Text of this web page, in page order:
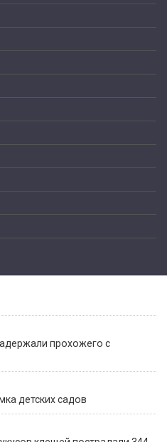
прохожего с
детских садов